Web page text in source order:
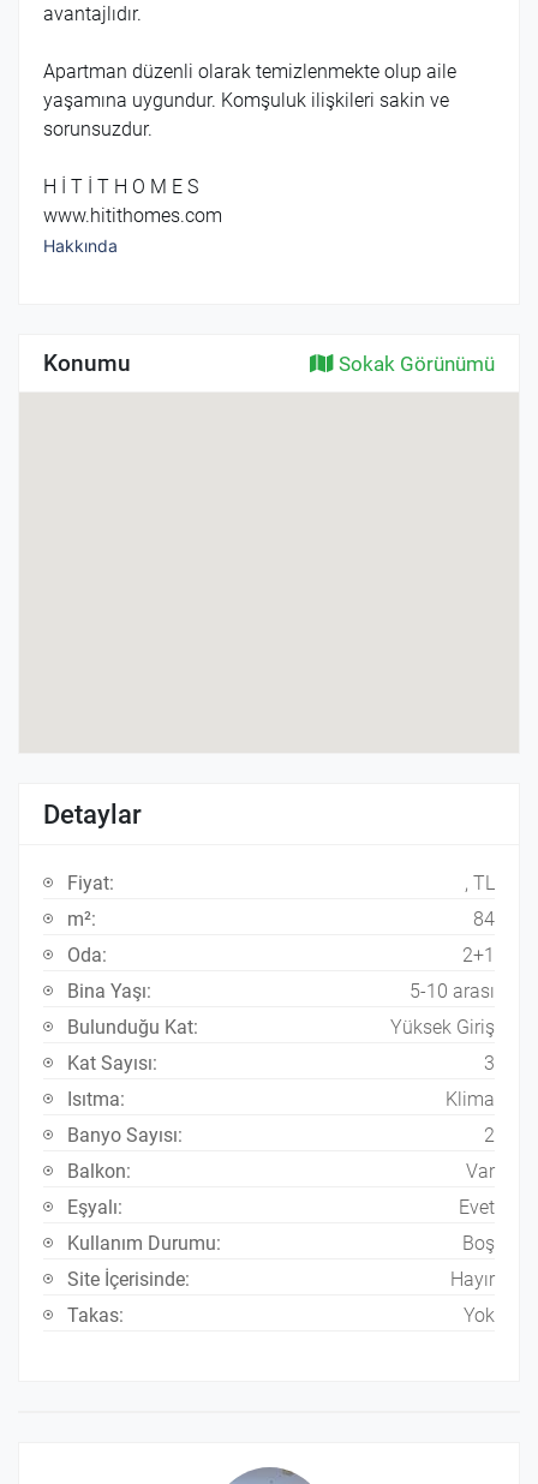
avantajlıdır.
Apartman düzenli olarak temizlenmekte olup aile
yaşamına uygundur. Komşuluk ilişkileri sakin ve
sorunsuzdur.
H İ T İ T H O M E S
www.hitithomes.com
Hakkında
Konumu Sokak Görünümü
Detaylar
Fiyat:
, TL
m²:
84
Oda:
2+1
Bina Yaşı:
5-10 arası
Bulunduğu Kat:
Yüksek Giriş
Kat Sayısı:
3
Isıtma:
Klima
Banyo Sayısı:
2
Balkon:
Var
Eşyalı:
Evet
Kullanım Durumu:
Boş
Site İçerisinde:
Hayır
Takas:
Yok